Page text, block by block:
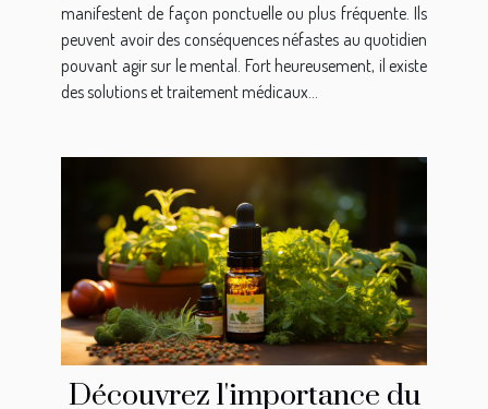
manifestent de façon ponctuelle ou plus fréquente. Ils
peuvent avoir des conséquences néfastes au quotidien
pouvant agir sur le mental. Fort heureusement, il existe
des solutions et traitement médicaux...
Découvrez l'importance du